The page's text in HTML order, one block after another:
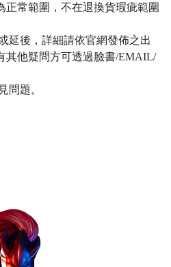
正常範圍，不在退換貨瑕疵範圍
延後，詳細請依官網發佈之出
其他疑問方可透過臉書/EMAIL/
問題。